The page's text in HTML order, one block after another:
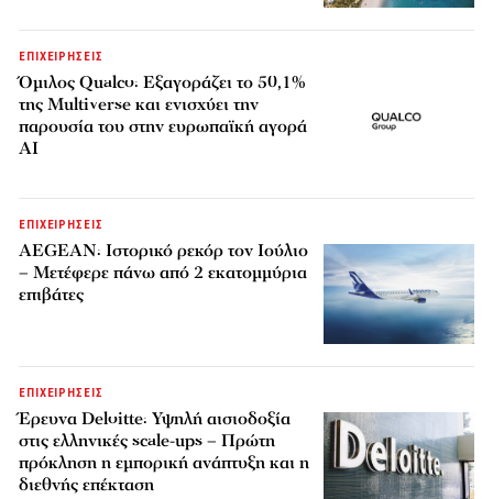
ΕΠΙΧΕΙΡΗΣΕΙΣ
Όμιλος Qualco: Εξαγοράζει το 50,1%
της Multiverse και ενισχύει την
παρουσία του στην ευρωπαϊκή αγορά
AI
ΕΠΙΧΕΙΡΗΣΕΙΣ
AEGEAN: Ιστορικό ρεκόρ τον Ιούλιο
– Μετέφερε πάνω από 2 εκατομμύρια
επιβάτες
ΕΠΙΧΕΙΡΗΣΕΙΣ
Έρευνα Deloitte: Υψηλή αισιοδοξία
στις ελληνικές scale-ups – Πρώτη
πρόκληση η εμπορική ανάπτυξη και η
διεθνής επέκταση